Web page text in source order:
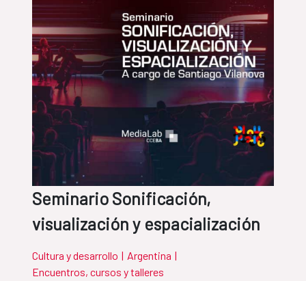
Seminario Sonificación,
visualización y espacialización
Cultura y desarrollo | Argentina |
Encuentros, cursos y talleres